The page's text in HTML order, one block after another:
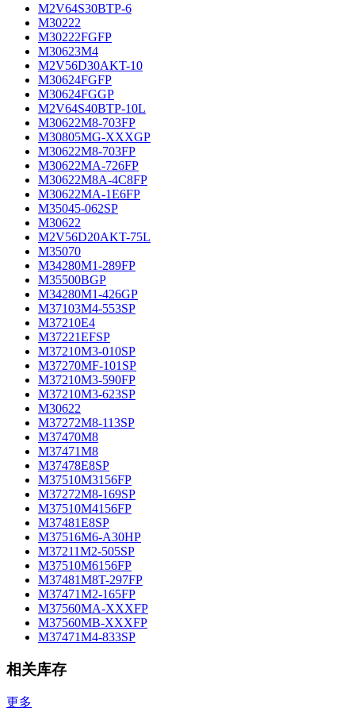
M2V64S30BTP-6
M30222
M30222FGFP
M30623M4
M2V56D30AKT-10
M30624FGFP
M30624FGGP
M2V64S40BTP-10L
M30622M8-703FP
M30805MG-XXXGP
M30622M8-703FP
M30622MA-726FP
M30622M8A-4C8FP
M30622MA-1E6FP
M35045-062SP
M30622
M2V56D20AKT-75L
M35070
M34280M1-289FP
M35500BGP
M34280M1-426GP
M37103M4-553SP
M37210E4
M37221EFSP
M37210M3-010SP
M37270MF-101SP
M37210M3-590FP
M37210M3-623SP
M30622
M37272M8-113SP
M37470M8
M37471M8
M37478E8SP
M37510M3156FP
M37272M8-169SP
M37510M4156FP
M37481E8SP
M37516M6-A30HP
M37211M2-505SP
M37510M6156FP
M37481M8T-297FP
M37471M2-165FP
M37560MA-XXXFP
M37560MB-XXXFP
M37471M4-833SP
相关库存
更多